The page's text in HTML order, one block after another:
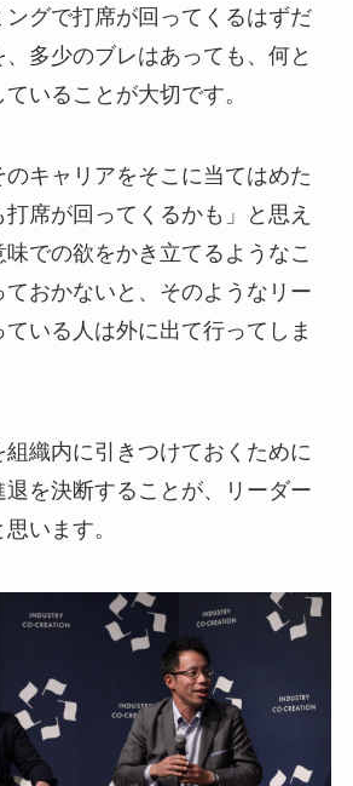
ングで打席が回ってくるはずだ
多少のブレはあっても、何と
いることが大切です。
キャリアをそこに当てはめた
席が回ってくるかも」と思え
での欲をかき立てるようなこ
ておかないと、そのようなリー
いる人は外に出て行ってしま
織内に引きつけておくために
退を決断することが、リーダー
います。